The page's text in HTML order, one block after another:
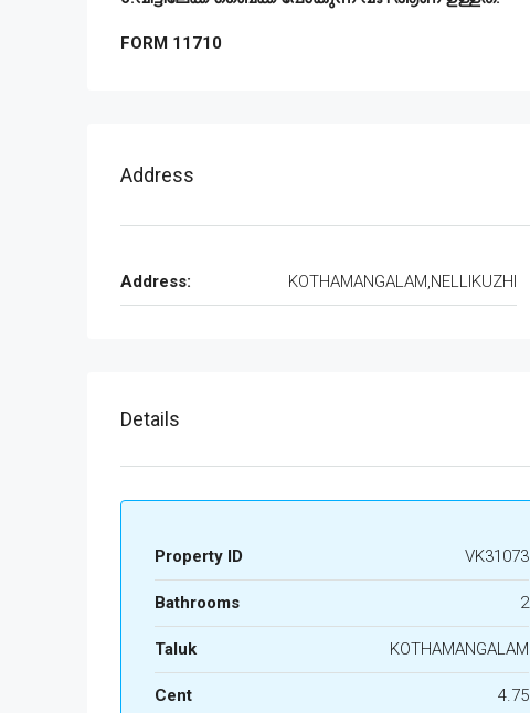
FORM 11710
Address
Address: KOTHAMANGALAM,NELLIKUZHI
Details
Property ID VK31073
Bathrooms 2
Taluk KOTHAMANGALAM
Cent 4.75